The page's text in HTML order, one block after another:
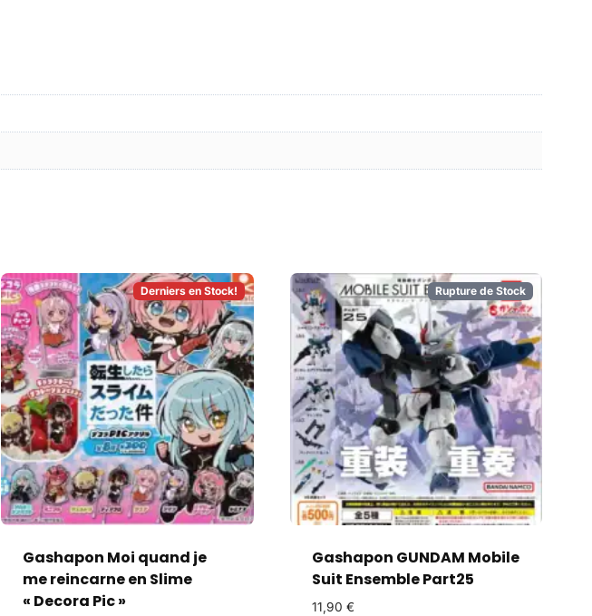
Derniers en Stock!
Gashapon Moi quand je
me reincarne en Slime
« Decora Pic »
Rupture de Stock
Gashapon GUNDAM Mobile
Suit Ensemble Part25
11,90 €